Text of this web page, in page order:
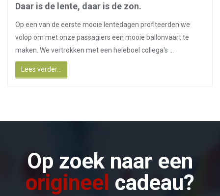
Daar is de lente, daar is de zon.
Op een van de eerste mooie lentedagen profiteerden we
volop om met onze passagiers een mooie ballonvaart te
maken. We vertrokken met een heleboel collega's ...
Lees verder...
Op zoek naar een
origineel cadeau?